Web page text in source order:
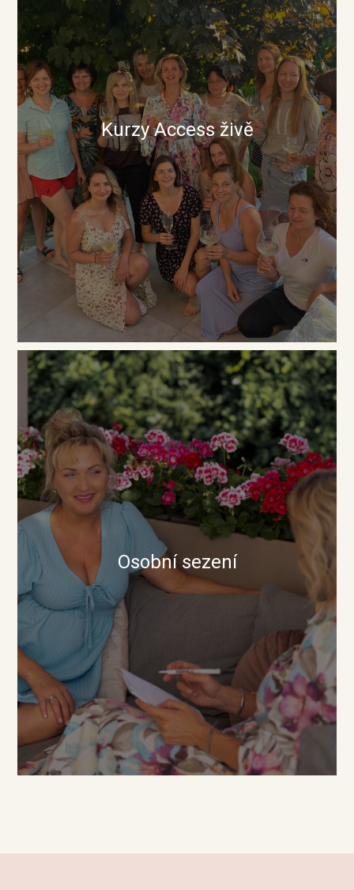
Kurzy Access živě
Osobní sezení